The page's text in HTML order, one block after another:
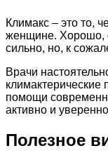
Климакс – это то,
женщине. Хорошо,
сильно, но, к
Врачи
климактерические
помощи
активно и
Полезное